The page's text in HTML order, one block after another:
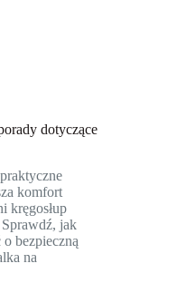
dotyczące
komfort
kręgosłup
jak
bezpieczną
na